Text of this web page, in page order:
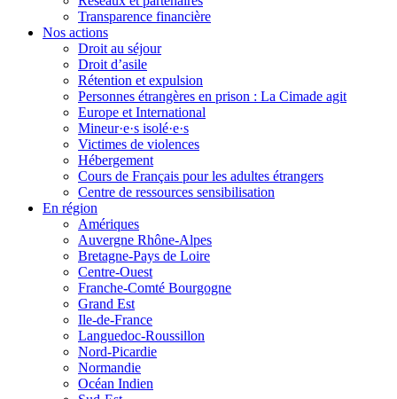
Transparence financière
Nos actions
Droit au séjour
Droit d’asile
Rétention et expulsion
Personnes étrangères en prison : La Cimade agit
Europe et International
Mineur·e·s isolé·e·s
Victimes de violences
Hébergement
Cours de Français pour les adultes étrangers
Centre de ressources sensibilisation
En région
Amériques
Auvergne Rhône-Alpes
Bretagne-Pays de Loire
Centre-Ouest
Franche-Comté Bourgogne
Grand Est
Ile-de-France
Languedoc-Roussillon
Nord-Picardie
Normandie
Océan Indien